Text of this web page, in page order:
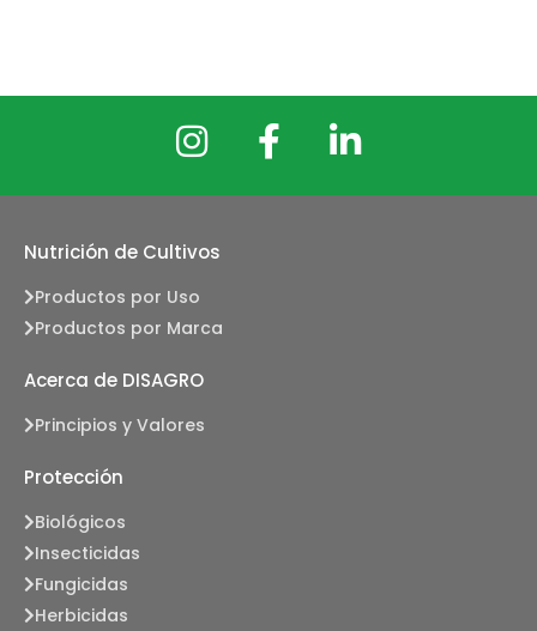
Nutrición de Cultivos
Productos por Uso
Productos por Marca
Acerca de DISAGRO
Principios y Valores
Protección
Biológicos
Insecticidas
Fungicidas
Herbicidas